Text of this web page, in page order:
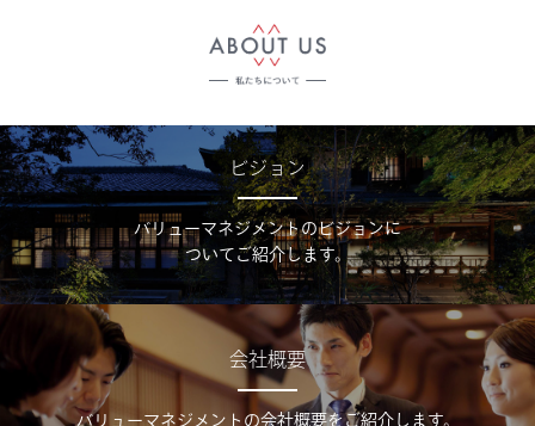
ビジョン
バリューマネジメントのビジョンに
ついてご紹介します。
会社概要
バリューマネジメントの会社概要をご紹介します。